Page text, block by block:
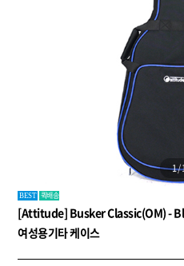
1/
BEST 퀵배송
[Attitude] Busker Classic(OM) -
여성용기타 케이스